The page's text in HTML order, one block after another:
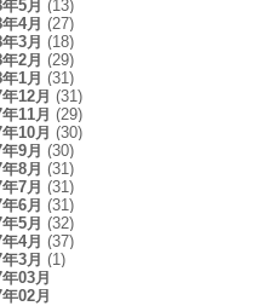
5月 (13)
4月 (27)
3月 (18)
2月 (29)
1月 (31)
12月 (31)
11月 (29)
10月 (30)
9月 (30)
8月 (31)
7月 (31)
6月 (31)
5月 (32)
4月 (37)
3月 (1)
03月
02月